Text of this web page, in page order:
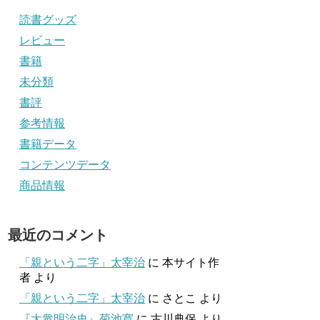
読書グッズ
レビュー
書籍
未分類
書評
参考情報
書籍データ
コンテンツデータ
商品情報
最近のコメント
「親という二字」太宰治 に 本サイト作
者 より
「親という二字」太宰治 に さとこ より